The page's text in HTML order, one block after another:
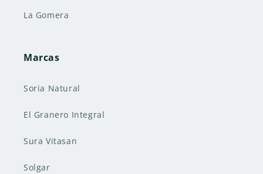
La Gomera
Marcas
Soria Natural
El Granero Integral
Sura Vitasan
Solgar